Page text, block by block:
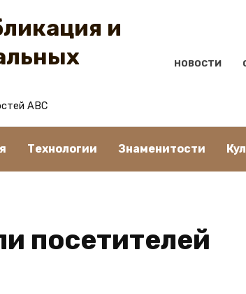
и
ABC
НОВОСТИ
Технологии Знаменитости
посетителей